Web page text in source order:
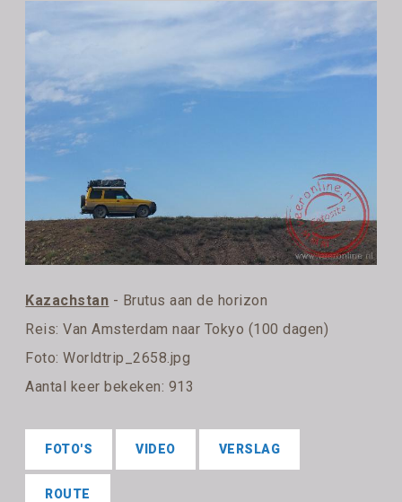
Kazachstan - Brutus aan de horizon
Reis:Van Amsterdam naar Tokyo (100 dagen)
Foto: Worldtrip_2658.jpg
Aantal keer bekeken: 913
FOTO'S VIDEO VERSLAG
ROUTE